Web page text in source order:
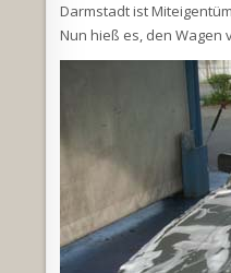
Darmstadt ist
Nun hieß es, den Wagen